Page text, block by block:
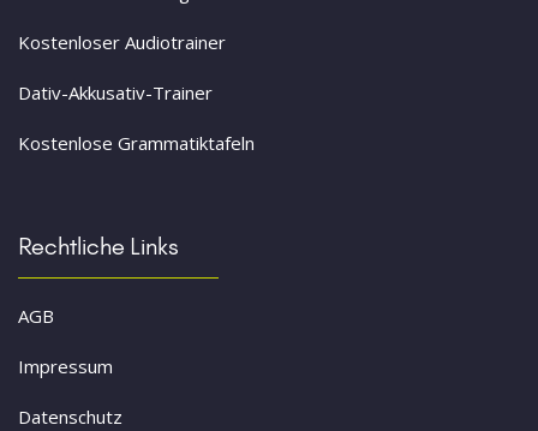
Kostenloser Audiotrainer
Dativ-Akkusativ-Trainer
Kostenlose Grammatiktafeln
Rechtliche Links
AGB
Impressum
Datenschutz